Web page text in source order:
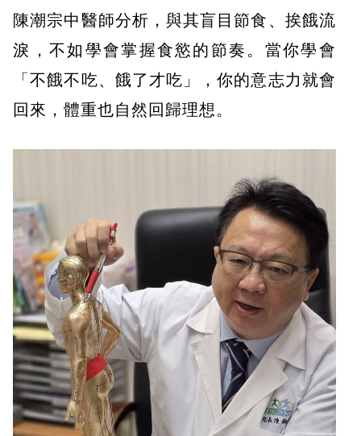
陳潮宗中醫師分析，與其盲目節食、挨餓流
淚，不如學會掌握食慾的節奏。當你學會
「不餓不吃、餓了才吃」，你的意志力就會
回來，體重也自然回歸理想。